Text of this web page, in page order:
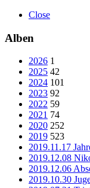
Close
Alben
2026 1
2025 42
2024 101
2023 92
2022 59
2021 74
2020 252
2019 523
2019.11.17
2019.12.08
2019.12.06
2019.10.30